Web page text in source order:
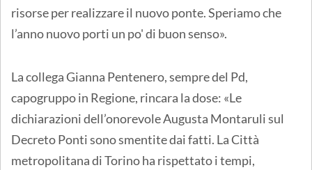
risorse per realizzare il nuovo ponte. Speriamo che
l’anno nuovo porti un po' di buon senso».
La collega Gianna Pentenero, sempre del Pd,
capogruppo in Regione, rincara la dose: «Le
dichiarazioni dell’onorevole Augusta Montaruli sul
Decreto Ponti sono smentite dai fatti. La Città
metropolitana di Torino ha rispettato i tempi,